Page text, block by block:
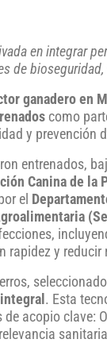
en integrar
de
ganadero en
como
y prevención
entrenados,
Canina de la
el
rapidez y reducir
. Esta
de acopio clave: